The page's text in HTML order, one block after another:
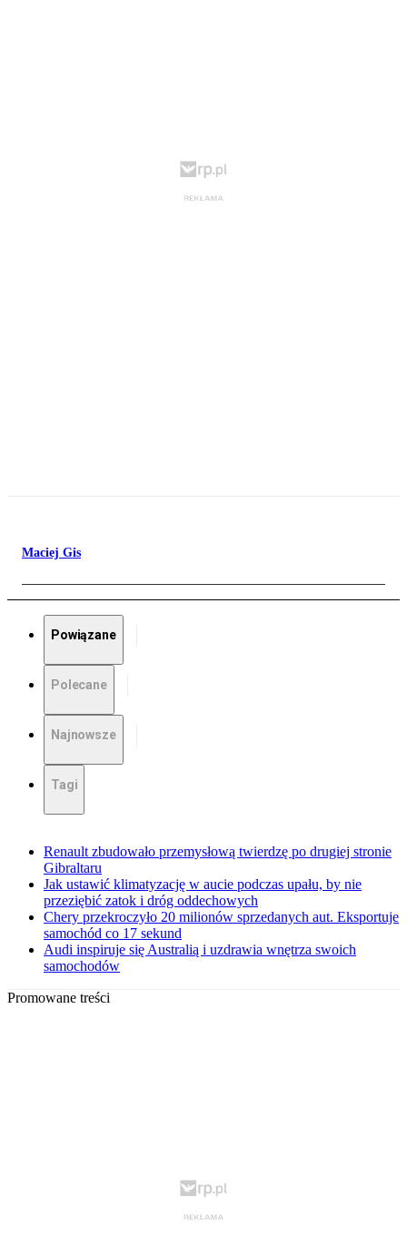
Maciej Gis
Powiązane
Polecane
Najnowsze
Tagi
Renault zbudowało przemysłową twierdzę po drugiej stronie
Gibraltaru
Jak ustawić klimatyzację w aucie podczas upału, by nie
przeziębić zatok i dróg oddechowych
Chery przekroczyło 20 milionów sprzedanych aut. Eksportuje
samochód co 17 sekund
Audi inspiruje się Australią i uzdrawia wnętrza swoich
samochodów
Promowane treści